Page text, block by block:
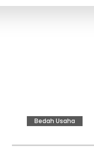
Bedah Usaha